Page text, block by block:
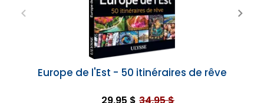
Europe de l'Est - 50 itinéraires de rêve